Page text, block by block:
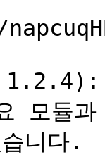
모듈
니다.